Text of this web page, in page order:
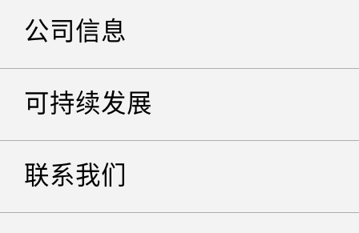
公司信息
可持续发展
联系我们